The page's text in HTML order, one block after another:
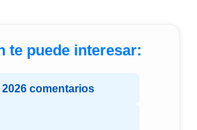
te puede interesar:
2026 comentarios